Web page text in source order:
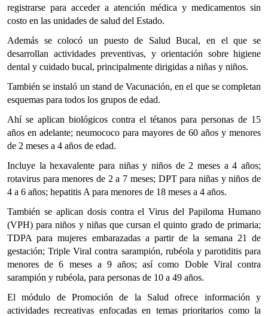
registrarse para acceder a atención médica y medicamentos sin
costo en las unidades de salud del Estado.
Además se colocó un puesto de Salud Bucal, en el que se
desarrollan actividades preventivas, y orientación sobre higiene
dental y cuidado bucal, principalmente dirigidas a niñas y niños.
También se instaló un stand de Vacunación, en el que se completan
esquemas para todos los grupos de edad.
Ahí se aplican biológicos contra el tétanos para personas de 15
años en adelante; neumococo para mayores de 60 años y menores
de 2 meses a 4 años de edad.
Incluye la hexavalente para niñas y niños de 2 meses a 4 años;
rotavirus para menores de 2 a 7 meses; DPT para niñas y niños de
4 a 6 años; hepatitis A para menores de 18 meses a 4 años.
También se aplican dosis contra el Virus del Papiloma Humano
(VPH) para niños y niñas que cursan el quinto grado de primaria;
TDPA para mujeres embarazadas a partir de la semana 21 de
gestación; Triple Viral contra sarampión, rubéola y parotiditis para
menores de 6 meses a 9 años; así como Doble Viral contra
sarampión y rubéola, para personas de 10 a 49 años.
El módulo de Promoción de la Salud ofrece información y
actividades recreativas enfocadas en temas prioritarios como la